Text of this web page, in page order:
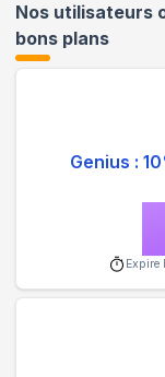
Nos utilisateurs
bons plans
Genius :
Expire